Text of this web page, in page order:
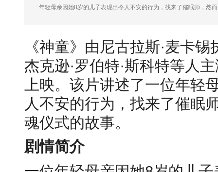
年轻母亲因她8岁的儿子表现出令人不安的行为，找来了催眠师，然
《神童》由尼古拉斯·麦卡
杰克逊·罗伯特·斯科特等人
上映。该片讲述了一位年轻
人不安的行为，找来了催眠
魂仪式的故事。
剧情简介